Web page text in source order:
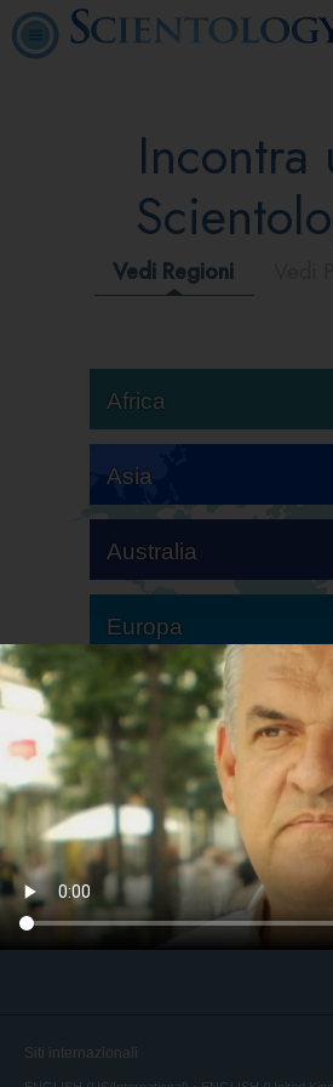
Incontra
Vedi Regioni
Africa
Asia
Australia
Europa
America del Sud
America del Nord
Siti internazionali